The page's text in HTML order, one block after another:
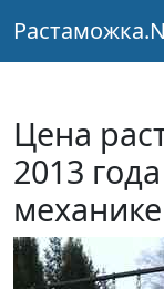
Цена
2013
механике